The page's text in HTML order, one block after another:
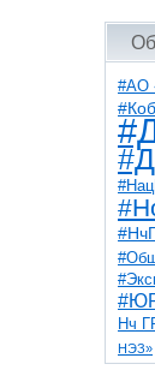
#АО
Нч
НЭЗ»